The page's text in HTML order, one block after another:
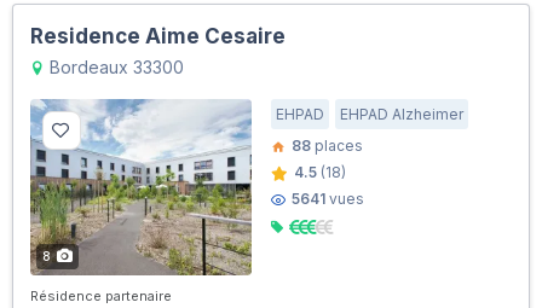
Residence Aime Cesaire
Bordeaux 33300
8
EHPAD
EHPAD Alzheimer
88 places
4.5 (18)
5641 vues
Résidence partenaire